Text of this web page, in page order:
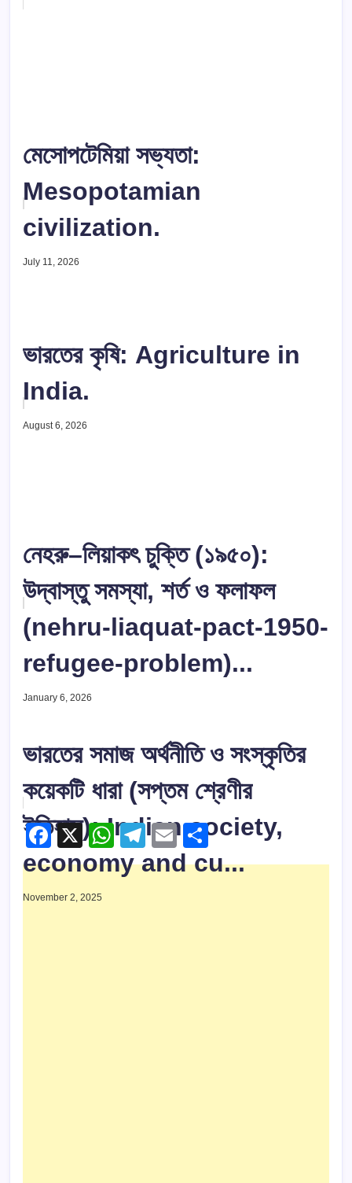
মেসোপটেমিয়া সভ্যতা:
Mesopotamian
civilization.
July 11, 2026
ভারতের কৃষি: Agriculture in
India.
August 6, 2026
নেহরু–লিয়াকৎ চুক্তি (১৯৫০):
উদ্বাস্তু সমস্যা, শর্ত ও ফলাফল
(nehru-liaquat-pact-1950-
refugee-problem)...
January 6, 2026
ভারতের সমাজ অর্থনীতি ও সংস্কৃতির
কয়েকটি ধারা (সপ্তম শ্রেণীর
ইতিহাস): Indian society,
economy and cu...
November 2, 2025
F
a
X W
h
at
T
el
E
m
S
h